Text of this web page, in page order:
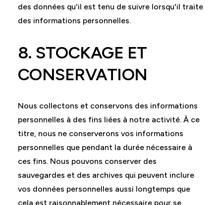
des données qu'il est tenu de suivre lorsqu'il traite
des informations personnelles.
8. STOCKAGE ET
CONSERVATION
Nous collectons et conservons des informations
personnelles à des fins liées à notre activité. À ce
titre, nous ne conserverons vos informations
personnelles que pendant la durée nécessaire à
ces fins. Nous pouvons conserver des
sauvegardes et des archives qui peuvent inclure
vos données personnelles aussi longtemps que
cela est raisonnablement nécessaire pour se